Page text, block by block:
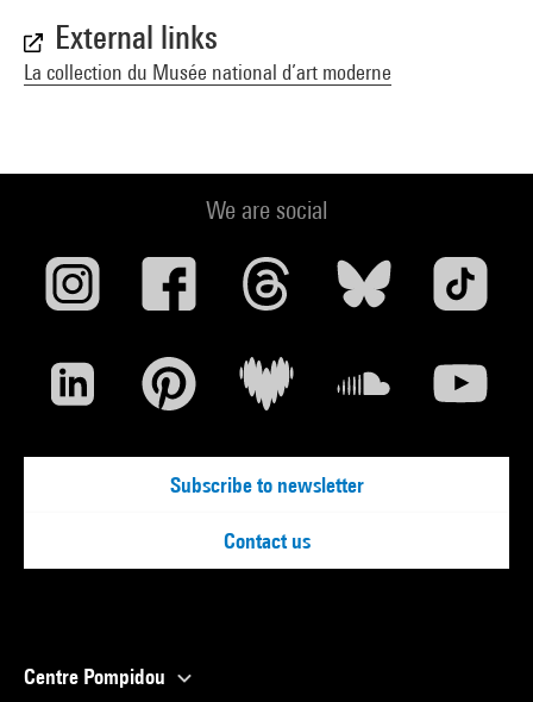
External links
La collection du Musée national d’art moderne
We are social
Subscribe to newsletter
Contact us
Centre Pompidou